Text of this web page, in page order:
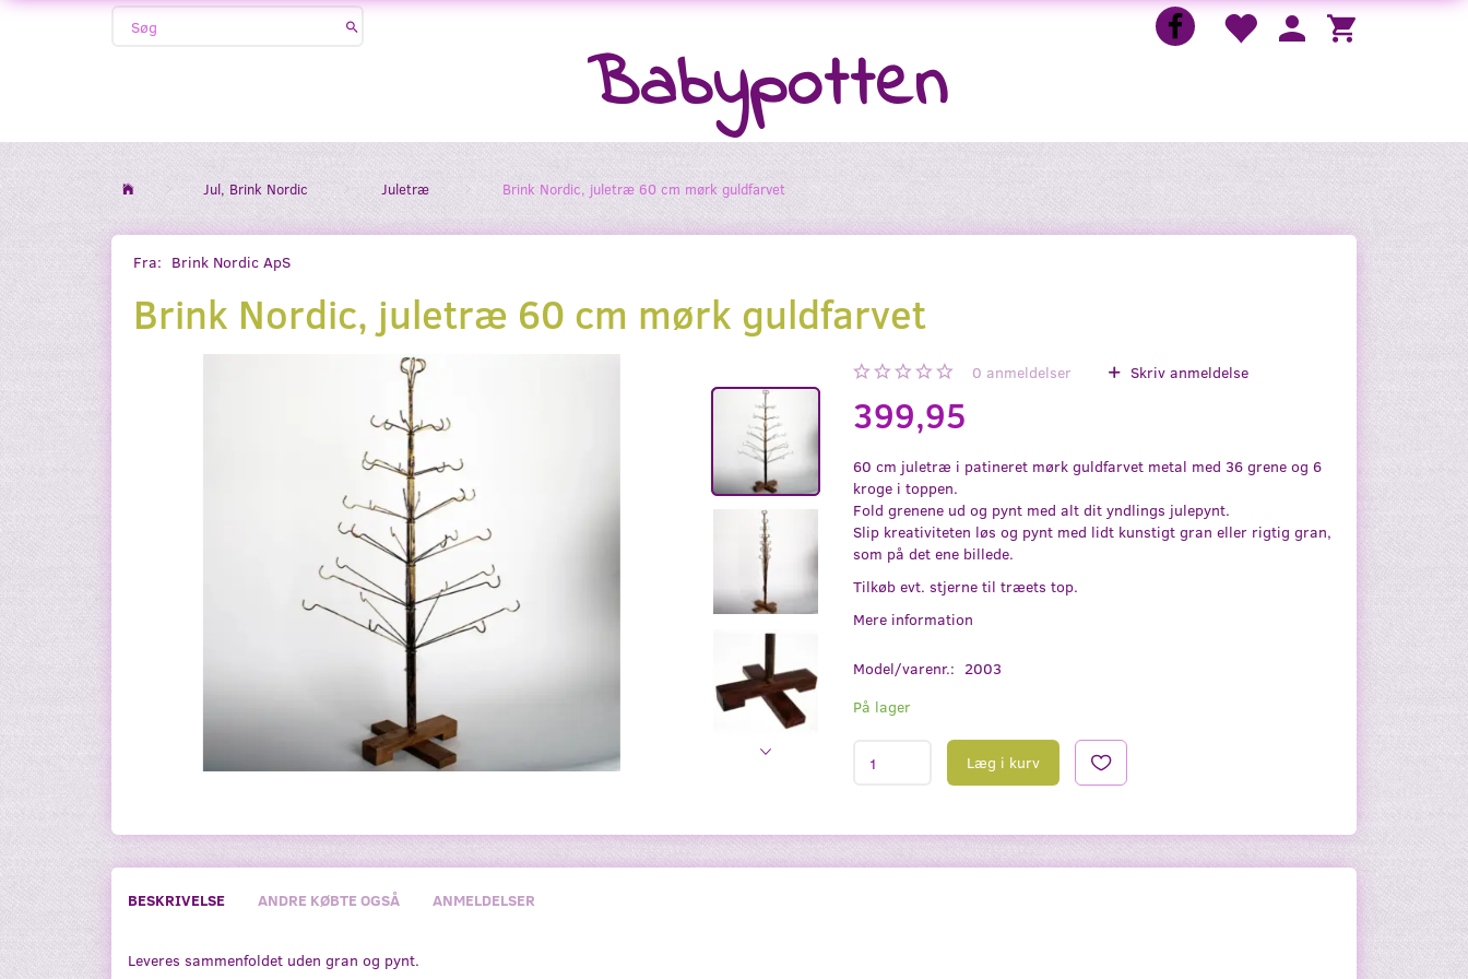
Babypotten
Jul, Brink Nordic Juletræ Brink Nordic, juletræ 60 cm mørk guldfarvet
Fra: Brink Nordic ApS
Brink Nordic, juletræ 60 cm mørk guldfarvet
0 anmeldelser Skriv anmeldelse
399,95
60 cm juletræ i patineret mørk guldfarvet metal med 36 grene og 6
kroge i toppen.
Fold grenene ud og pynt med alt dit yndlings julepynt.
Slip kreativiteten løs og pynt med lidt kunstigt gran eller rigtig gran,
som på det ene billede.
Tilkøb evt. stjerne til træets top.
Mere information
Model/varenr.: 2003
På lager
Læg i kurv
BESKRIVELSE ANDRE KØBTE OGSÅ ANMELDELSER
Leveres sammenfoldet uden gran og pynt.